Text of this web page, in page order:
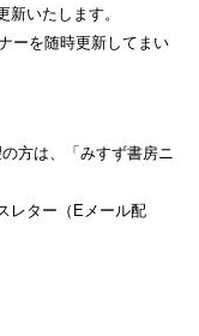
新いたします。
ーを随時更新してまい
方は、「みすず書房ニ
レター（Eメール配